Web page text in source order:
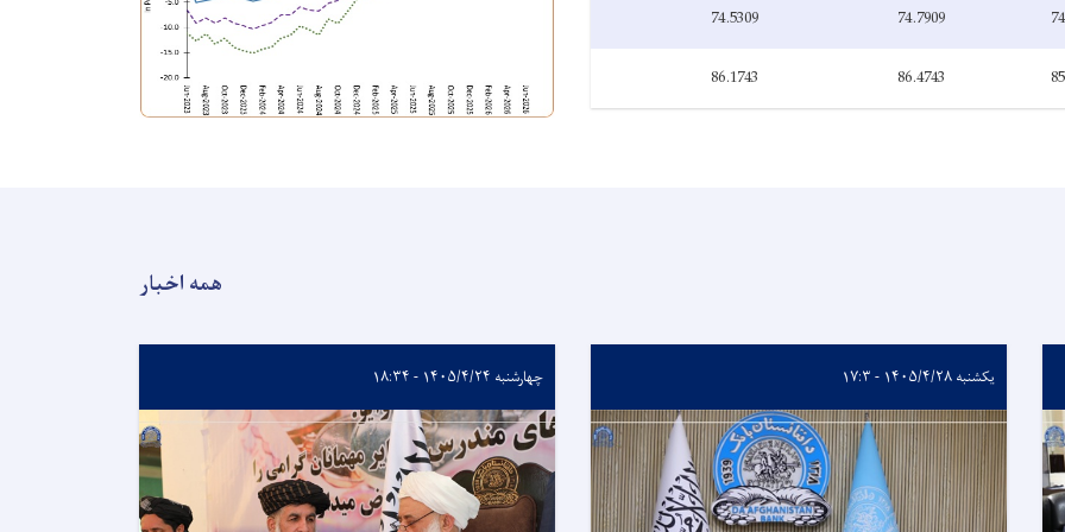
74.7909
74.5309
86.4743
86.1743
همه اخبار
یکشنبه ۱۴۰۵/۴/۲۸ - ۱۷:۳ چهارشنبه ۱۴۰۵/۴/۲۴ - ۱۸:۳۴